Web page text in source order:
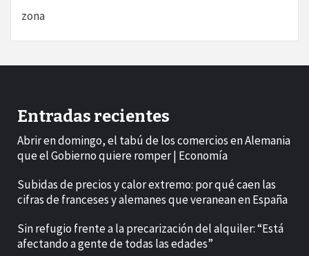
zona
Entradas recientes
Abrir en domingo, el tabú de los comercios en Alemania
que el Gobierno quiere romper | Economía
Subidas de precios y calor extremo: por qué caen las
cifras de franceses y alemanes que veranean en España
Sin refugio frente a la precarización del alquiler: “Está
afectando a gente de todas las edades”